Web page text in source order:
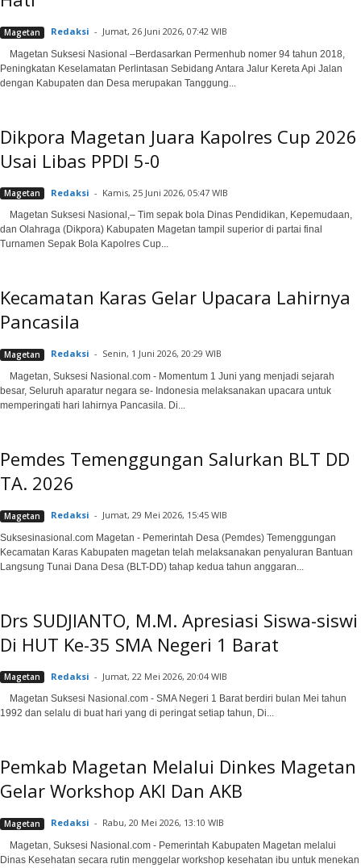
Magetan Redaksi - Jumat, 26 Juni 2026, 07:42 WIB
Magetan Suksesi Nasional –Berdasarkan Permenhub nomer 94 tahun 2018,
Peningkatan Keselamatan Perlintasan Sebidang Antara Jalur Kereta Api Jalan
dengan Kabupaten dan Desa merupakan Tanggung...
Dikpora Magetan Juara Kapolres Cup 2026
Usai Libas PPDI 5-0
Magetan Redaksi - Kamis, 25 Juni 2026, 05:47 WIB
Magetan Suksesi Nasional,– Tim sepak bola Dinas Pendidikan, Kepemudaan,
dan Olahraga (Dikpora) Kabupaten Magetan tampil superior di partai final
Turnamen Sepak Bola Kapolres Cup...
Kecamatan Karas Gelar Upacara Lahirnya
Pancasila
Magetan Redaksi - Senin, 1 Juni 2026, 20:29 WIB
Magetan, Suksesi Nasional.com - Momentum 1 Juni yang menjadi sejarah
besar, Seluruh aparatur negara se- Indonesia melaksanakan upacara untuk
memperingati hari lahirnya Pancasila. Di...
Pemdes Temenggungan Salurkan BLT DD
TA. 2026
Magetan Redaksi - Jumat, 29 Mei 2026, 15:45 WIB
Suksesinasional.com Magetan - Pemerintah Desa (Pemdes) Temenggungan
Kecamatan Karas Kabupaten magetan telah melaksanakan penyaluran Bantuan
Langsung Tunai Dana Desa (BLT-DD) tahap kedua tahun anggaran...
Drs SUDJIANTO, M.M. Apresiasi Siswa-siswi
Di HUT Ke-35 SMA Negeri 1 Barat
Magetan Redaksi - Jumat, 22 Mei 2026, 20:04 WIB
Magetan Suksesi Nasional.com - SMA Negeri 1 Barat berdiri bulan Mei tahun
1992 dan selalu di buat hari yang di peringat setiap tahun, Di...
Pemkab Magetan Melalui Dinkes Magetan
Gelar Workshop AKI Dan AKB
Magetan Redaksi - Rabu, 20 Mei 2026, 13:10 WIB
Magetan, Suksesi Nasional.com - Pemerintah Kabupaten Magetan melalui
Dinas Kesehatan secara rutin menggelar workshop kesehatan ibu untuk menekan